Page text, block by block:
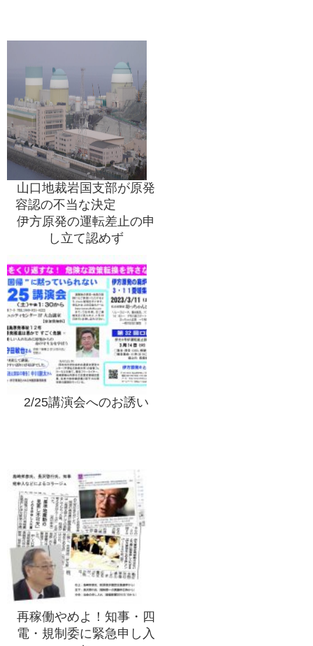
山口地裁岩国支部が原発
容認の不当な決定
伊方原発の運転差止の申
し立て認めず
2/25講演会へのお誘い
再稼働やめよ！知事・四
電・規制委に緊急申し入